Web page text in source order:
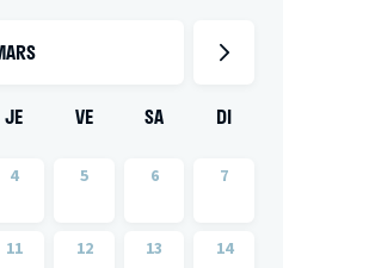
JE VE SA DI
4 5 6 7
11 12 13 14